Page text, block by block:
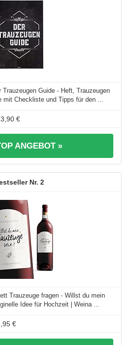
Trauzeugen Guide - Heft, Trauzeugen
mit Checkliste und Tipps für den ...
€
ANGEBOT »
2
Trauzeuge fragen - Willst du mein
Idee für Hochzeit | Weina ...
€